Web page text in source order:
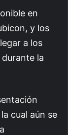
en
y los
a los
la
cual aún se